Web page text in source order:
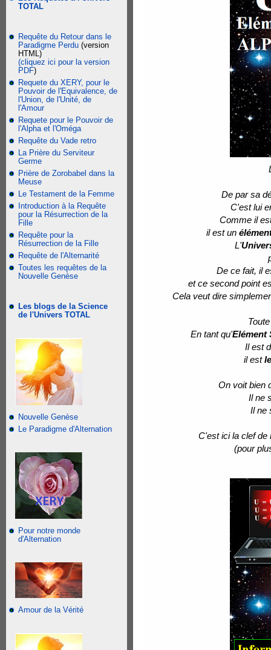
TOTAL
Requête du Retour dans le
Paradigme Perdu (version
HTML)
(cliquez ici pour la version
PDF)
Requete du XERY, pour le
Pouvoir de l'Equivalence, de
l'Union, de l'Unité, de
l'Amour
Requete pour le Pouvoir de
l'Alpha et l'Oméga
Requête du Vade retro
La Prière du Serviteur
Germe
Prière de Zorobabel dans la
Meuse
Le Testament de la Femme
Introduction à la Requête
pour la Résurrection de la
Fille
Requête pour la
Résurrection de la Fille
Requête de l'Alternarité
Toutes les requêtes de la
Nouvelle Genèse
Les blogs de la Science
de l'Univers TOTAL
Nouvelle Genèse
Le Paradigme d'Alternation
Pour notre monde
d'Alternation
Amour de la Vérité
De par sa
C'est lui
Comme il
il est un
L'
De ce fait, il
et ce second point
Cela veut dire
En tant qu'Elément
Il est
il est
On voit bien
Il ne
Il ne
C'est ici la clef
(pour